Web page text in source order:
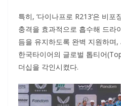
특히, ‘다이나프로 R213’은 비
충격을 효과적으로 흡수해 드라
듬을 유지하도록 완벽 지원하며
한국타이어의 글로벌 톱티어
더십을 각인시켰다.